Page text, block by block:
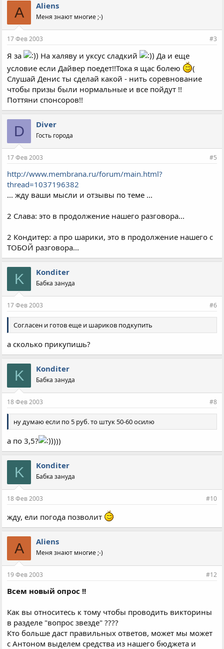
A Aliens
Меня знают многие ;-)
17 Фев 2003 #3
Я за На халяву и уксус сладкий
Да и еще
условие если Дайвер поедет!!Тока я щас болею
(
Слушай Денис ты сделай какой - нить соревнование
чтобы призы были нормальные и все пойдут !!
Поттяни спонсоров!!
D Diver
Гость города
17 Фев 2003 #5
http://www.membrana.ru/forum/main.html?
thread=1037196382
... жду ваши мысли и отзывы по теме ...
2 Слава: это в продолжение нашего разговора...
2 Кондитер: а про шарики, это в продолжение нашего с
ТОБОЙ разговора...
K Konditer
Бабка зануда
17 Фев 2003 #6
Согласен и готов еще и шариков подкупить
а сколько прикупишь?
K Konditer
Бабка зануда
18 Фев 2003 #8
ну думаю если по 5 руб. то штук 50-60 осилю
а по 3,5? )))
K Konditer
Бабка зануда
18 Фев 2003 #10
жду, ели погода позволит
A Aliens
Меня знают многие ;-)
19 Фев 2003 #12
Всем новый опрос !!
Как вы относитесь к тому чтобы проводить викторины
в разделе "вопрос звезде" ????
Кто больше даст правильных ответов, может мы может
с Антоном выделем средства из нашего бюджета и